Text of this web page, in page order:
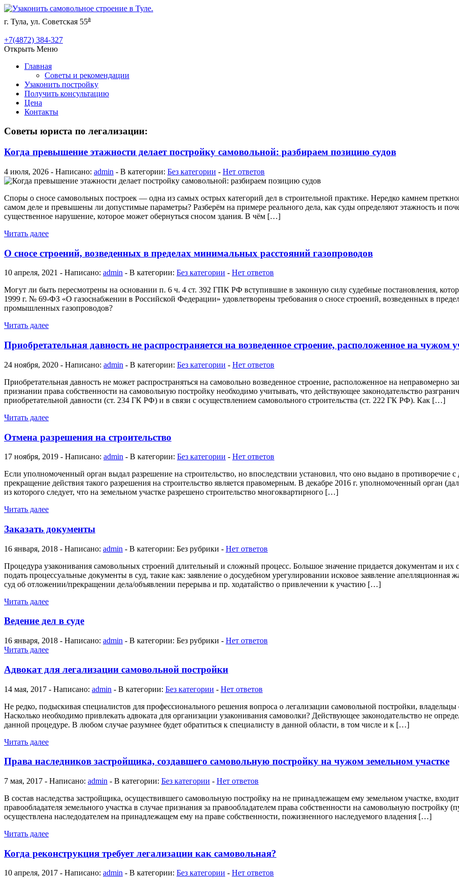
г. Тула, ул. Советская 55а
+7(4872) 384-327
Открыть Меню
Главная
Советы и рекомендации
Узаконить постройку
Получить консультацию
Цена
Контакты
Советы юриста по легализации:
Когда превышение этажности делает постройку самовольной: разбираем позицию судов
4 июля, 2026 - Написано: admin - В категории: Без категории - Нет ответов
Споры о сносе самовольных построек — одна из самых острых категорий дел в строительной практике. Нередко камнем
самом деле и превышены ли допустимые параметры? Разберём на примере реального дела, как суды определяют этажность и
существенное нарушение, которое может обернуться сносом здания. В чём […]
Читать далее
О сносе строений, возведенных в пределах минимальных расстояний газопроводов
10 апреля, 2021 - Написано: admin - В категории: Без категории - Нет ответов
Могут ли быть пересмотрены на основании п. 6 ч. 4 ст. 392 ГПК РФ вступившие в законную силу судебные постановления,
1999 г. № 69-ФЗ «О газоснабжении в Российской Федерации» удовлетворены требования о сносе строений, возведенных в
промышленных газопроводов?
Читать далее
Приобретательная давность не распространяется на возведенное строение, расположенное на чужом
24 ноября, 2020 - Написано: admin - В категории: Без категории - Нет ответов
Приобретательная давность не может распространяться на самовольно возведенное строение, расположенное на неправомерно
признании права собственности на самовольную постройку необходимо учитывать, что действующее законодательство
приобретательной давности (ст. 234 ГК РФ) и в связи с осуществлением самовольного строительства (ст. 222 ГК РФ). Как […]
Читать далее
Отмена разрешения на строительство
17 ноября, 2019 - Написано: admin - В категории: Без категории - Нет ответов
Если уполномоченный орган выдал разрешение на строительство, но впоследствии установил, что оно выдано в противоречие
прекращение действия такого разрешения на строительство является правомерным. В декабре 2016 г. уполномоченный орган
из которого следует, что на земельном участке разрешено строительство многоквартирного […]
Читать далее
Заказать документы
16 января, 2018 - Написано: admin - В категории: Без рубрики - Нет ответов
Процедура узаконивания самовольных строений длительный и сложный процесс. Большое значение придается документам и
подать процессуальные документы в суд, такие как: заявление о досудебном урегулировании исковое заявление апелляционная
суд об отложении/прекращении дела/объявлении перерыва и пр. ходатайство о привлечении к участию […]
Читать далее
Ведение дел в суде
16 января, 2018 - Написано: admin - В категории: Без рубрики - Нет ответов
Читать далее
Адвокат для легализации самовольной постройки
14 мая, 2017 - Написано: admin - В категории: Без категории - Нет ответов
Не редко, подыскивая специалистов для профессионального решения вопроса о легализации самовольной постройки,
Насколько необходимо привлекать адвоката для организации узаконивания самоволки? Действующее законодательство не
данной процедуре. В любом случае разумнее будет обратиться к специалисту в данной области, в том числе и к […]
Читать далее
Права наследников застройщика, создавшего самовольную постройку на чужом земельном участке
7 мая, 2017 - Написано: admin - В категории: Без категории - Нет ответов
В состав наследства застройщика, осуществившего самовольную постройку на не принадлежащем ему земельном участке,
правообладателя земельного участка в случае признания за правообладателем права собственности на самовольную
осуществлена наследодателем на принадлежащем ему на праве собственности, пожизненного наследуемого владения […]
Читать далее
Когда реконструкция требует легализации как самовольная?
10 апреля, 2017 - Написано: admin - В категории: Без категории - Нет ответов